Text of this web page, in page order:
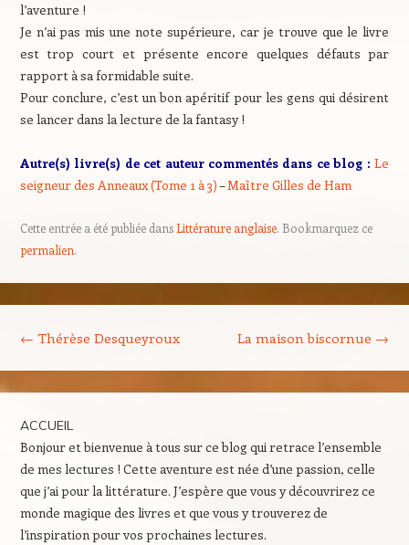
l’aventure !
Je n’ai pas mis une note supérieure, car je trouve que le livre
est trop court et présente encore quelques défauts par
rapport à sa formidable suite.
Pour conclure, c’est un bon apéritif pour les gens qui désirent
se lancer dans la lecture de la fantasy !
Autre(s) livre(s) de cet auteur commentés dans ce blog : Le
seigneur des Anneaux (Tome 1 à 3)–Maître Gilles de Ham
Cette entrée a été publiée dansLittérature anglaise. Bookmarquez ce
permalien.
← Thérèse Desqueyroux La maison biscornue →
ACCUEIL
Bonjour et bienvenue à tous sur ce blog qui retrace l’ensemble
de mes lectures ! Cette aventure est née d’une passion, celle
que j’ai pour la littérature. J’espère que vous y découvrirez ce
monde magique des livres et que vous y trouverez de
l’inspiration pour vos prochaines lectures.